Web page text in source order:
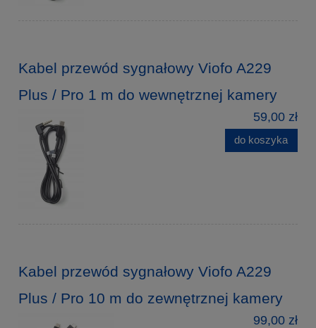
Kabel przewód sygnałowy Viofo A229
Plus / Pro 1 m do wewnętrznej kamery
59,00 zł
do koszyka
Kabel przewód sygnałowy Viofo A229
Plus / Pro 10 m do zewnętrznej kamery
99,00 zł